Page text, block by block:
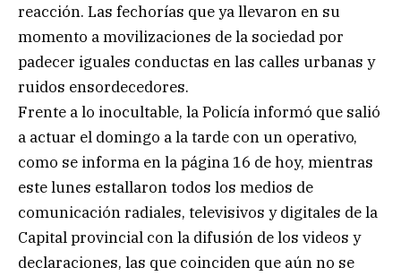
reacción. Las fechorías que ya llevaron en su
momento a movilizaciones de la sociedad por
padecer iguales conductas en las calles urbanas y
ruidos ensordecedores.
Frente a lo inocultable, la Policía informó que salió
a actuar el domingo a la tarde con un operativo,
como se informa en la página 16 de hoy, mientras
este lunes estallaron todos los medios de
comunicación radiales, televisivos y digitales de la
Capital provincial con la difusión de los videos y
declaraciones, las que coinciden que aún no se